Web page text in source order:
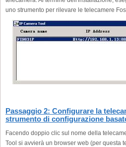
uno strumento per rilevare le telecamere
Passaggio 2: Configurare la
strumento di configurazione
Facendo doppio clic sul nome della
Tool si avvierà un browser web (per questa